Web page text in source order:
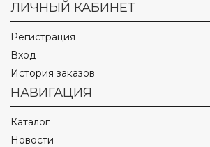
ЛИЧНЫЙ КАБИНЕТ
Регистрация
Вход
История заказов
НАВИГАЦИЯ
Каталог
Новости